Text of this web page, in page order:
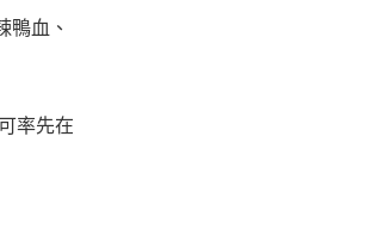
鴨血、
率先在